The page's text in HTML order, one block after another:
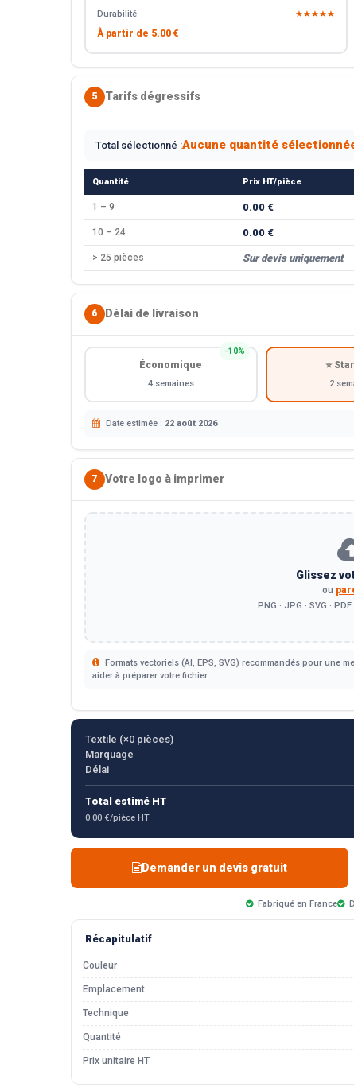
Durabilité
★★★★★
À partir de 5.00 €
5 Tarifs dégressifs
Total sélectionné :Aucune quantité
Quantité Prix HT/pièce
1 – 9 0.00 €
10 – 24 0.00 €
> 25 pièces Sur devis uniquement
6 Délai de livraison
−10%
Économique
4 semaines
⭐
2
Date estimée : 22 août 2026
7 Votre logo à imprimer
Glissez
ou
PNG · JPG · SVG ·
Formats vectoriels (AI, EPS, SVG) recommandés pour une
aider à préparer votre fichier.
Textile (×0pièces)
Marquage
Délai
Total estimé HT
0.00 €/pièce HT
Demander un devis gratuit
Fabriqué en France
Récapitulatif
Couleur
Emplacement
Technique
Quantité
Prix unitaire HT